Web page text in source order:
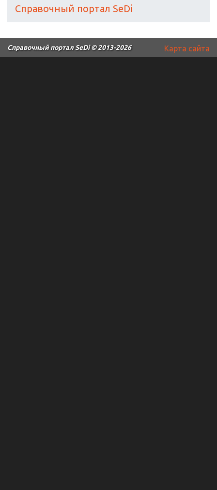
Справочный портал SeDi
Карта сайта
Справочный портал SeDi© 2013-2026